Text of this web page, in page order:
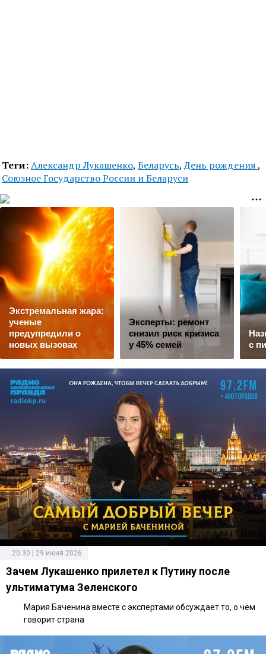
Теги:Александр Лукашенко, Беларусь,День рождения,
Союзное Государство России и Беларуси
Экстремальная жара:
ученые
предупредили о
новых вызовах
Эксперты: ремонт
снизил риск кризиса
у 45% семей
с
20:30 | 29 июня 2026
Зачем Лукашенко прилетел к Путину после
ультиматума Зеленского
Мария Баченина вместе с экспертами обсуждает то, о чём
говорит страна